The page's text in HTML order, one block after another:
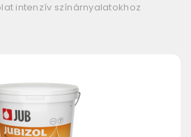
intenzív színárnyalatokhoz